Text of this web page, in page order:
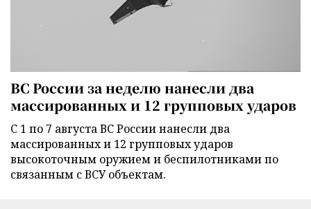
ВС России за неделю нанесли два
массированных и 12 групповых ударов
С 1 по 7 августа ВС России нанесли два
массированных и 12 групповых ударов
высокоточным оружием и беспилотниками по
связанным с ВСУ объектам.